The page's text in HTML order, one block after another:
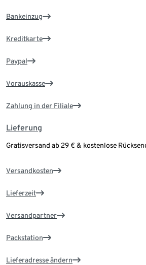
Bankeinzug
Kreditkarte
Paypal
Vorauskasse
Zahlung in der Filiale
Lieferung
Gratisversand ab 29 € & kostenlose
Versandkosten
Lieferzeit
Versandpartner
Packstation
Lieferadresse ändern